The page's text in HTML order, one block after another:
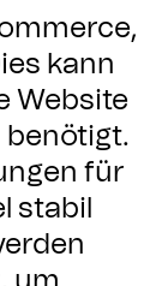
kann
Website
benötigt.
für
stabil